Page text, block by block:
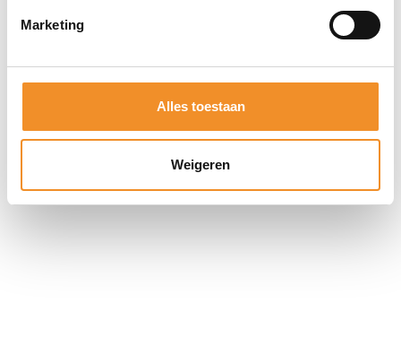
Marketing
Alles toestaan
Weigeren
Stijlvolle zwarte afwerking met officiële Samsung
Direct erbij bestellen